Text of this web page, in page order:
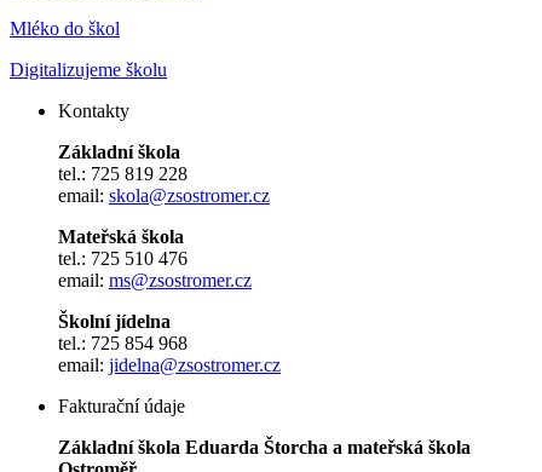
Mléko do škol
Digitalizujeme školu
Kontakty
Základní škola
tel.: 725 819 228
email: skola@zsostromer.cz
Mateřská škola
tel.: 725 510 476
email: ms@zsostromer.cz
Školní jídelna
tel.: 725 854 968
email: jidelna@zsostromer.cz
Fakturační údaje
Základní škola Eduarda Štorcha a mateřská škola